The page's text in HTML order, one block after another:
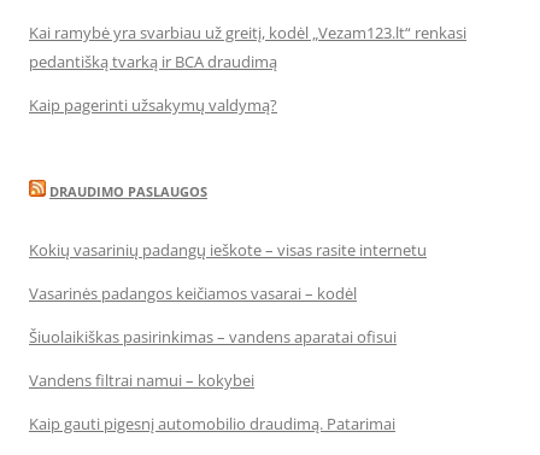
Kai ramybė yra svarbiau už greitį, kodėl „Vezam123.lt“ renkasi
pedantišką tvarką ir BCA draudimą
Kaip pagerinti užsakymų valdymą?
DRAUDIMO PASLAUGOS
Kokių vasarinių padangų ieškote – visas rasite internetu
Vasarinės padangos keičiamos vasarai – kodėl
Šiuolaikiškas pasirinkimas – vandens aparatai ofisui
Vandens filtrai namui – kokybei
Kaip gauti pigesnį automobilio draudimą. Patarimai